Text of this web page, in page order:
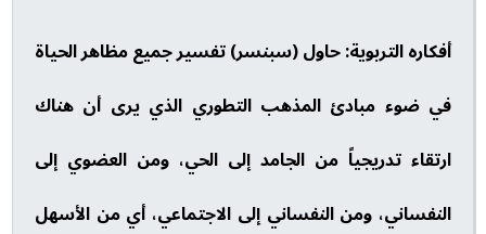
أفكاره التربوية: حاول (سبنسر) تفسير جميع مظاهر الحياة
في ضوء مبادئ المذهب التطوري الذي يرى أن هناك
ارتقاء تدريجياً من الجامد إلى الحي، ومن العضوي إلى
النفساني، ومن النفساني إلى الاجتماعي، أي من الأسهل